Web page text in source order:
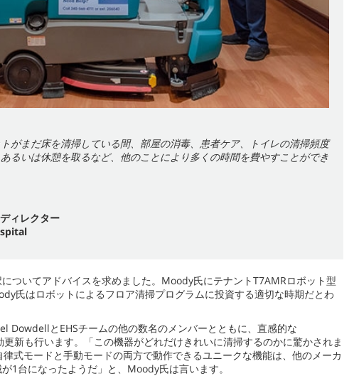
がまだ床を清掃している間、部屋の消毒、患者ケア、トイレの清掃頻度
るいは休憩を取るなど、他のことにより多くの時間を費やすことができ
ィレクター
ついてアドバイスを求めました。Moody氏にテナントT7AMRロボット型
氏はロボットによるフロア清掃プログラムに投資する適切な時期だとわ
DowdellとEHSチームの他の数名のメンバーとともに、直感的な
新も行います。「この機器がどれだけきれいに清掃するのかに驚かされま
式モードと手動モードの両方で動作できるユニークな機能は、他のメーカ
1台になったようだ」と、Moody氏は言います。